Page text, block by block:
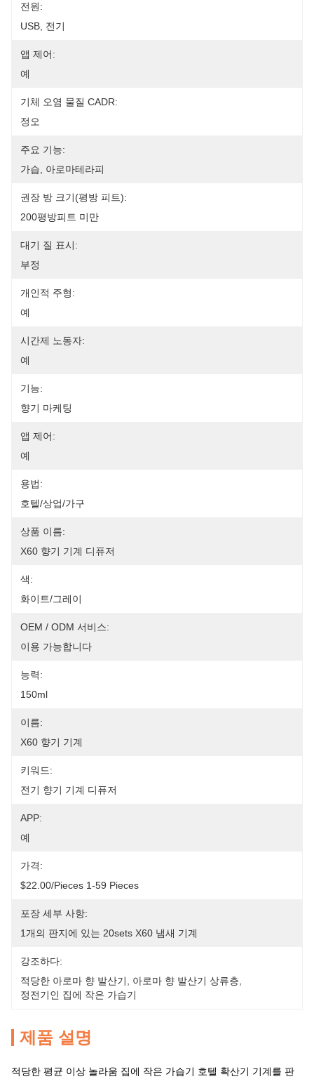
전원:
USB, 전기
앱 제어:
예
기체 오염 물질 CADR:
정오
주요 기능:
가습, 아로마테라피
권장 방 크기(평방 피트):
200평방피트 미만
대기 질 표시:
부정
개인적 주형:
예
시간제 노동자:
예
기능:
향기 마케팅
앱 제어:
예
용법:
호텔/상업/가구
상품 이름:
X60 향기 기계 디퓨저
색:
화이트/그레이
OEM / ODM 서비스:
이용 가능합니다
능력:
150ml
이름:
X60 향기 기계
키워드:
전기 향기 기계 디퓨저
APP:
예
가격:
$22.00/pieces 1-59 Pieces
포장 세부 사항:
1개의 판지에 있는 20sets X60 냄새 기계
강조하다:
적당한 아로마 향 발산기
아로마 향 발산기 상류층
정전기인 집에 작은 가습기
제품 설명
적당한 평균 이상 놀라움 집에 작은 가습기 호텔 확산기 기계를 판